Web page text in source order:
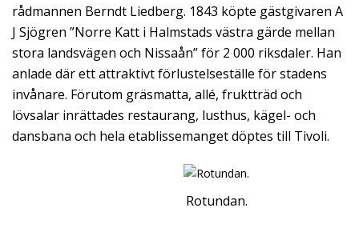
rådmannen Berndt Liedberg. 1843 köpte gästgivaren A
J Sjögren ”Norre Katt i Halmstads västra gärde mellan
stora landsvägen och Nissaån” för 2 000 riksdaler. Han
anlade där ett attraktivt förlustelseställe för stadens
invånare. Förutom gräsmatta, allé, fruktträd och
lövsalar inrättades restaurang, lusthus, kägel- och
dansbana och hela etablissemanget döptes till Tivoli.
Rotundan.